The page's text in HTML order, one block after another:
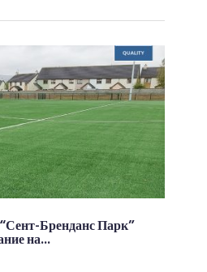
Бренданс Парк”
на…